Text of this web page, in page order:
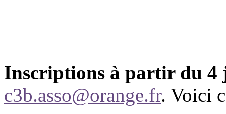
Inscriptions à partir du 4
c3b.asso@orange.fr. Voici